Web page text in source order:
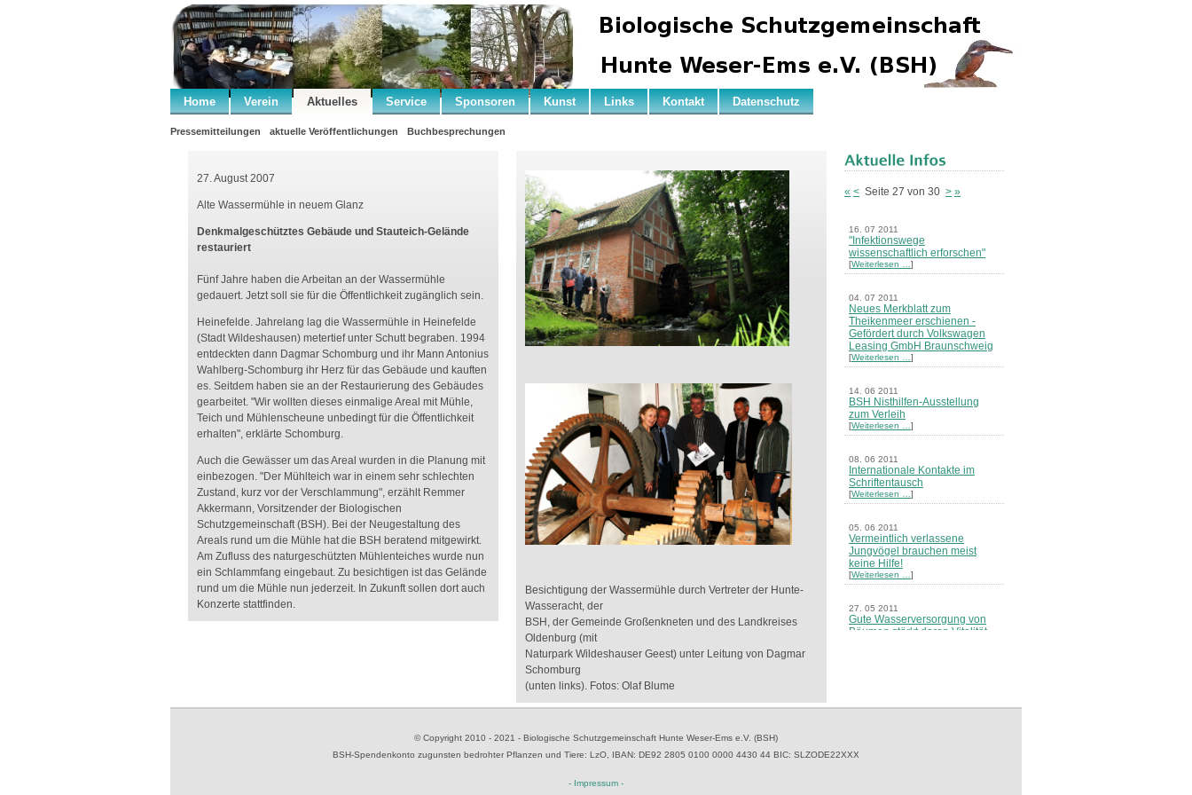
Home Verein Aktuelles Service Sponsoren Kunst Links Kontakt Datenschutz
Pressemitteilungen aktuelle Veröffentlichungen Buchbesprechungen
27. August 2007
Alte Wassermühle in neuem Glanz
Denkmalgeschütztes Gebäude und Stauteich-Gelände
restauriert
Fünf Jahre haben die Arbeitan an der Wassermühle
gedauert. Jetzt soll sie für die Öffentlichkeit zugänglich sein.
Heinefelde. Jahrelang lag die Wassermühle in Heinefelde
(Stadt Wildeshausen) metertief unter Schutt begraben. 1994
entdeckten dann Dagmar Schomburg und ihr Mann Antonius
Wahlberg-Schomburg ihr Herz für das Gebäude und kauften
es. Seitdem haben sie an der Restaurierung des Gebäudes
gearbeitet. "Wir wollten dieses einmalige Areal mit Mühle,
Teich und Mühlenscheune unbedingt für die Öffentlichkeit
erhalten", erklärte Schomburg.
Auch die Gewässer um das Areal wurden in die Planung mit
einbezogen. "Der Mühlteich war in einem sehr schlechten
Zustand, kurz vor der Verschlammung", erzählt Remmer
Akkermann, Vorsitzender der Biologischen
Schutzgemeinschaft (BSH). Bei der Neugestaltung des
Areals rund um die Mühle hat die BSH beratend mitgewirkt.
Am Zufluss des naturgeschützten Mühlenteiches wurde nun
ein Schlammfang eingebaut. Zu besichtigen ist das Gelände
rund um die Mühle nun jederzeit. In Zukunft sollen dort auch
Konzerte stattfinden.
Besichtigung der Wassermühle durch Vertreter der Hunte-
Wasseracht, der
BSH, der Gemeinde Großenkneten und des Landkreises
Oldenburg (mit
Naturpark Wildeshauser Geest) unter Leitung von Dagmar
Schomburg
(unten links). Fotos: Olaf Blume
« < Seite 27 von 30 > »
16. 07 2011
"Infektionswege
wissenschaftlich erforschen"
[Weiterlesen … ]
04. 07 2011
Neues Merkblatt zum
Theikenmeer erschienen -
Gefördert durch Volkswagen
Leasing GmbH Braunschweig
[Weiterlesen … ]
14. 06 2011
BSH Nisthilfen-Ausstellung
zum Verleih
[Weiterlesen … ]
08. 06 2011
Internationale Kontakte im
Schriftentausch
[Weiterlesen … ]
05. 06 2011
Vermeintlich verlassene
Jungvögel brauchen meist
keine Hilfe!
[Weiterlesen … ]
27. 05 2011
Gute Wasserversorgung von
Bäumen stärkt deren Vitalität
Buch-Neuerscheinung: Das
© Copyright 2010 - 2021 - Biologische Schutzgemeinschaft Hunte Weser-Ems e.V. (BSH)
BSH-Spendenkonto zugunsten bedrohter Pflanzen und Tiere: LzO, IBAN: DE92 2805 0100 0000 4430 44 BIC: SLZODE22XXX
- Impressum -